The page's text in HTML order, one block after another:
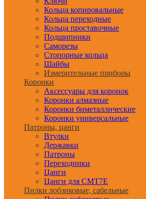
Кольца копировальные
Кольца переходные
Кольца проставочные
Подшипники
Саморезы
Стопорные кольца
Шайбы
Измерительные приборы
Коронки
Аксессуары для коронок
Коронки алмазные
Коронки биметаллические
Коронки универсальные
Патроны, цанги
Втулки
Державки
Патроны
Переходники
Цанги
Цанги для CMT7E
Пилки лобзиковые, сабельные